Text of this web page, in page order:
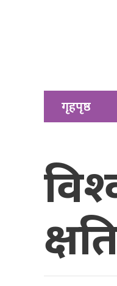
गृहपृष्ठ